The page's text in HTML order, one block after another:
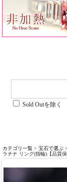
Sold Outを除く
カテゴリ一覧 > 宝石で選ぶ >
ラチナ リング(指輪)【品質